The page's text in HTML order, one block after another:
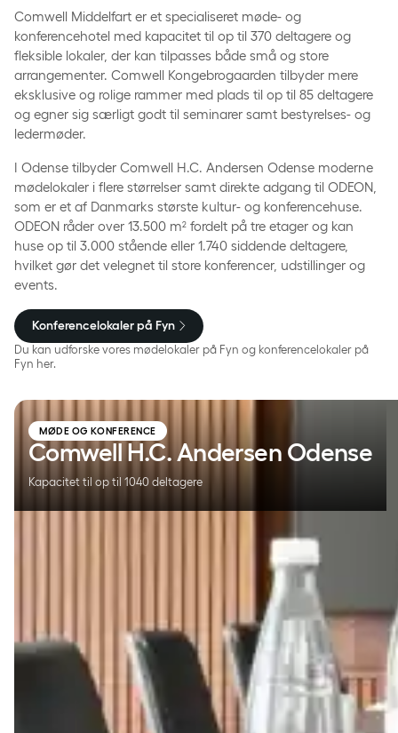
Comwell Middelfart er et specialiseret møde- og
konferencehotel med kapacitet til op til 370 deltagere og
fleksible lokaler, der kan tilpasses både små og store
arrangementer. Comwell Kongebrogaarden tilbyder mere
eksklusive og rolige rammer med plads til op til 85 deltagere
og egner sig særligt godt til seminarer samt bestyrelses- og
ledermøder.
I Odense tilbyder Comwell H.C. Andersen Odense moderne
mødelokaler i flere størrelser samt direkte adgang til ODEON,
som er et af Danmarks største kultur- og konferencehuse.
ODEON råder over 13.500 m² fordelt på tre etager og kan
huse op til 3.000 stående eller 1.740 siddende deltagere,
hvilket gør det velegnet til store konferencer, udstillinger og
events.
Konferencelokaler på Fyn
Du kan udforske vores mødelokaler på Fyn og konferencelokaler på
Fyn her.
MØDE OG KONFERENCE
Comwell H.C. Andersen Odense
Kapacitet til op til 1040 deltagere
Comwell H.C. Andersen Odense